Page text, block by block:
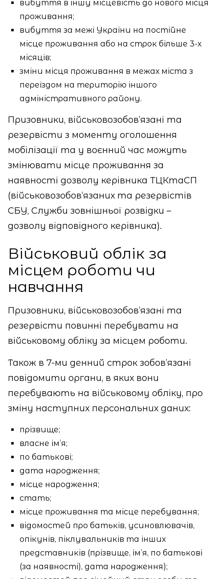
вибуття в іншу місцевість до нового місця
проживання;
вибуття за межі України на постійне
місце проживання або на строк більше 3-х
місяців;
зміни місця проживання в межах міста з
переїздом на територію іншого
адміністративного району.
Призовники, військовозобов’язані та
резервісти з моменту оголошення
мобілізації та у воєнний час можуть
змінювати місце проживання за
наявності дозволу керівника ТЦКтаСП
(військовозобов’язаних та резервістів
СБУ, Служби зовнішньої розвідки –
дозволу відповідного керівника).
Військовий облік за
місцем роботи чи
навчання
Призовники, військовозобов’язані та
резервісти повинні перебувати на
військовому обліку за місцем роботи.
Також в 7-ми денний строк зобов’язані
повідомити органи, в яких вони
перебувають на військовому обліку, про
зміну наступних персональних даних:
прізвище;
власне ім’я;
по батькові;
дата народження;
місце народження;
стать;
місце проживання та місце перебування;
відомостей про батьків, усиновлювачів,
опікунів, піклувальників та інших
представників (прізвище, ім’я, по батькові
(за наявності), дата народження);